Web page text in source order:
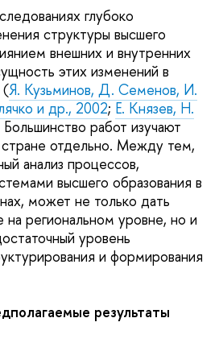
глубоко
структуры высшего
внешних и внутренних
этих изменений в
(Я. Кузьминов, Д. Семенов, И.
и др., 2002; Е. Князев, Н.
Большинство работ изучают
отдельно. Между тем,
анализ процессов,
высшего образования в
может не только дать
на региональном уровне, но и
уровень
и формирования
результаты